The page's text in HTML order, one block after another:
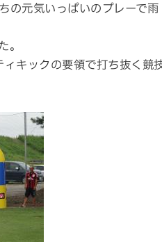
の元気いっぱいのプレーで雨
。
キックの要領で打ち抜く競